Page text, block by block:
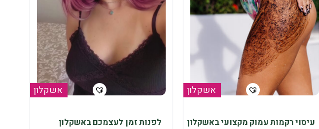
אשקלון
עיסוי רקמות עמוק מקצועי באשקלון
אשקלון
לפנות זמן לעצמכם באשקלון